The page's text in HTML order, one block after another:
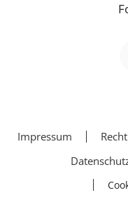
Impressum